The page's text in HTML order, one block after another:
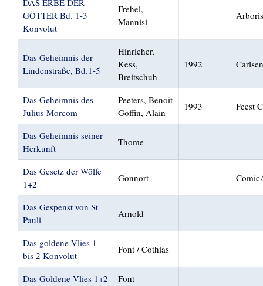
GÖTTER Bd. 1-3
Konvolut
Frehel,
Mannisi
Arboris
Das Geheimnis der
Lindenstraße, Bd.1-5
Hinricher,
Kess,
Breitschuh
1992 Carlsen
Das Geheimnis des
Julius Morcom
Peeters, Benoit
Goffin, Alain
1993 Feest
Das Geheimnis seiner
Herkunft
Thome
Das Gesetz der Wölfe
1+2
Gonnort
Das Gespenst von St
Pauli
Arnold
Das goldene Vlies 1
bis 2 Konvolut
Font / Cothias
Das Goldene Vlies 1+2
Font